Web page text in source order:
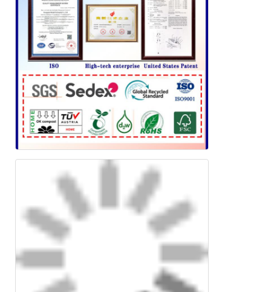
একটি বার্তা রেখে যান
আমরা শীঘ্রই আপনাকে আবার কল করব!